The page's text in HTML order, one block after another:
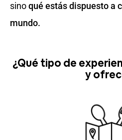
sinoqué estás dispuesto a
mundo.
¿Qué tipo de
y